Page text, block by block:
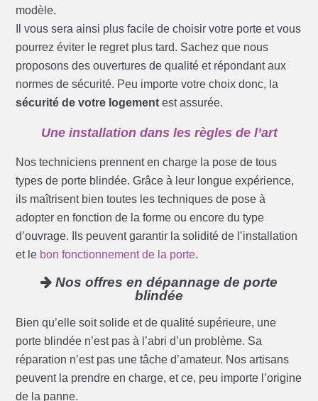
modèle.
Il vous sera ainsi plus facile de choisir votre porte et vous
pourrez éviter le regret plus tard. Sachez que nous
proposons des ouvertures de qualité et répondant aux
normes de sécurité. Peu importe votre choix donc, la
sécurité de votre logement est assurée.
Une installation dans les règles de l’art
Nos techniciens prennent en charge la pose de tous
types de porte blindée. Grâce à leur longue expérience,
ils maîtrisent bien toutes les techniques de pose à
adopter en fonction de la forme ou encore du type
d’ouvrage. Ils peuvent garantir la solidité de l’installation
et le bon fonctionnement de la porte.
Nos offres en dépannage de porte
blindée
Bien qu’elle soit solide et de qualité supérieure, une
porte blindée n’est pas à l’abri d’un problème. Sa
réparation n’est pas une tâche d’amateur. Nos artisans
peuvent la prendre en charge, et ce, peu importe l’origine
de la panne.